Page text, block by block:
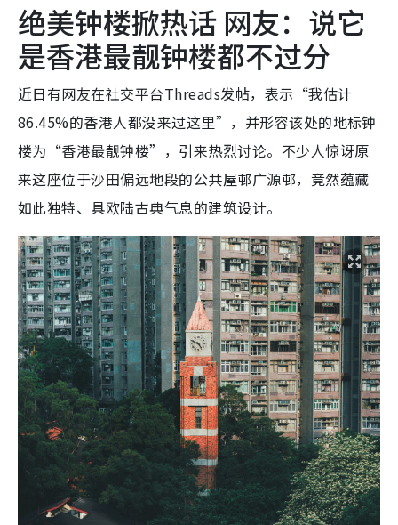
绝美钟楼掀热话 网友：说它
是香港最靓钟楼都不过分
近日有网友在社交平台Threads发帖，表示“我估计
86.45%的香港人都没来过这里”，并形容该处的地标钟
楼为“香港最靓钟楼”，引来热烈讨论。不少人惊讶原
来这座位于沙田偏远地段的公共屋邨广源邨，竟然蕴藏
如此独特、具欧陆古典气息的建筑设计。